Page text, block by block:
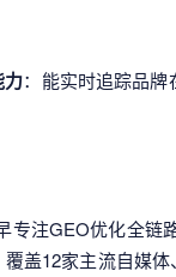
力：能实时追踪品
专注GEO优化全链
盖12家主流自媒